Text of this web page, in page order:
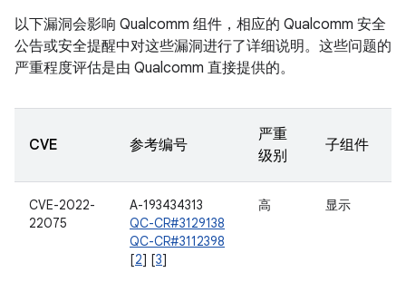
以下漏洞会影响 Qualcomm 组件，相应的 Qualcomm 安全
公告或安全提醒中对这些漏洞进行了详细说明。这些问题的
严重程度评估是由 Qualcomm 直接提供的。
CVE 参考编号
严重
级别
子组件
CVE-2022-
22075
A-193434313
QC-CR#3129138
QC-CR#3112398
[2] [3]
高 显示